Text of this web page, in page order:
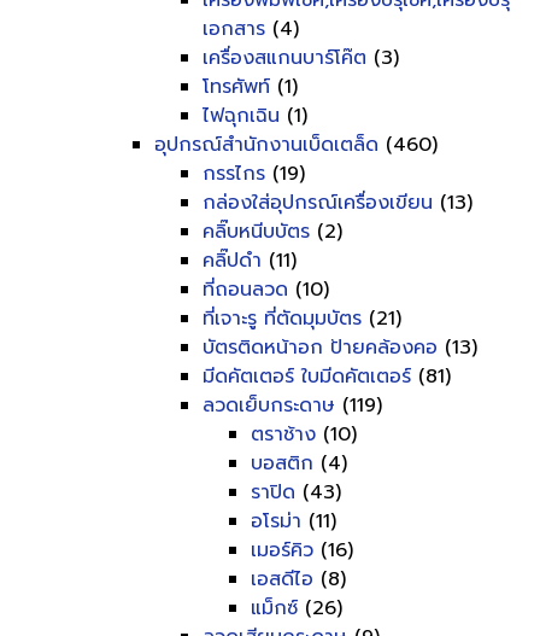
เอกสาร (4)
เครื่องสแกนบาร์โค๊ต (3)
โทรศัพท์ (1)
ไฟฉุกเฉิน (1)
อุปกรณ์สำนักงานเบ็ดเตล็ด (460)
กรรไกร (19)
กล่องใส่อุปกรณ์เครื่องเขียน (13)
คลิ๊บหนีบบัตร (2)
คลิ๊ปดำ (11)
ที่ถอนลวด (10)
ที่เจาะรู ที่ตัดมุมบัตร (21)
บัตรติดหน้าอก ป้ายคล้องคอ (13)
มีดคัตเตอร์ ใบมีดคัตเตอร์ (81)
ลวดเย็บกระดาษ (119)
ตราช้าง (10)
บอสติก (4)
ราปิด (43)
อโรม่า (11)
เมอร์คิว (16)
เอสดีไอ (8)
แม็กซ์ (26)